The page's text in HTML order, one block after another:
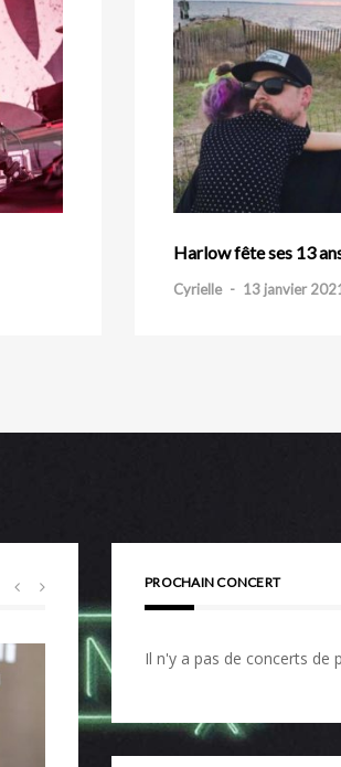
Harlow fête ses 13
Cyrielle - 13 janvier
PROCHAIN CONCERT
Il n'y a pas de concerts de